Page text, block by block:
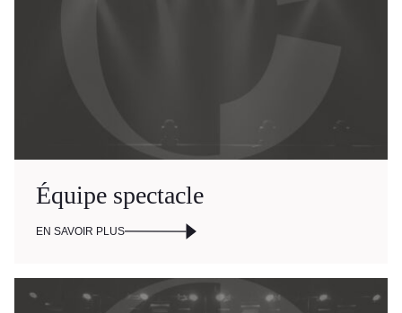
Équipe spectacle
EN SAVOIR PLUS